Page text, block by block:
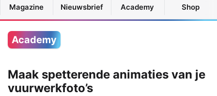
Magazine Nieuwsbrief Academy Shop
Academy
Maak spetterende animaties van je
vuurwerkfoto’s